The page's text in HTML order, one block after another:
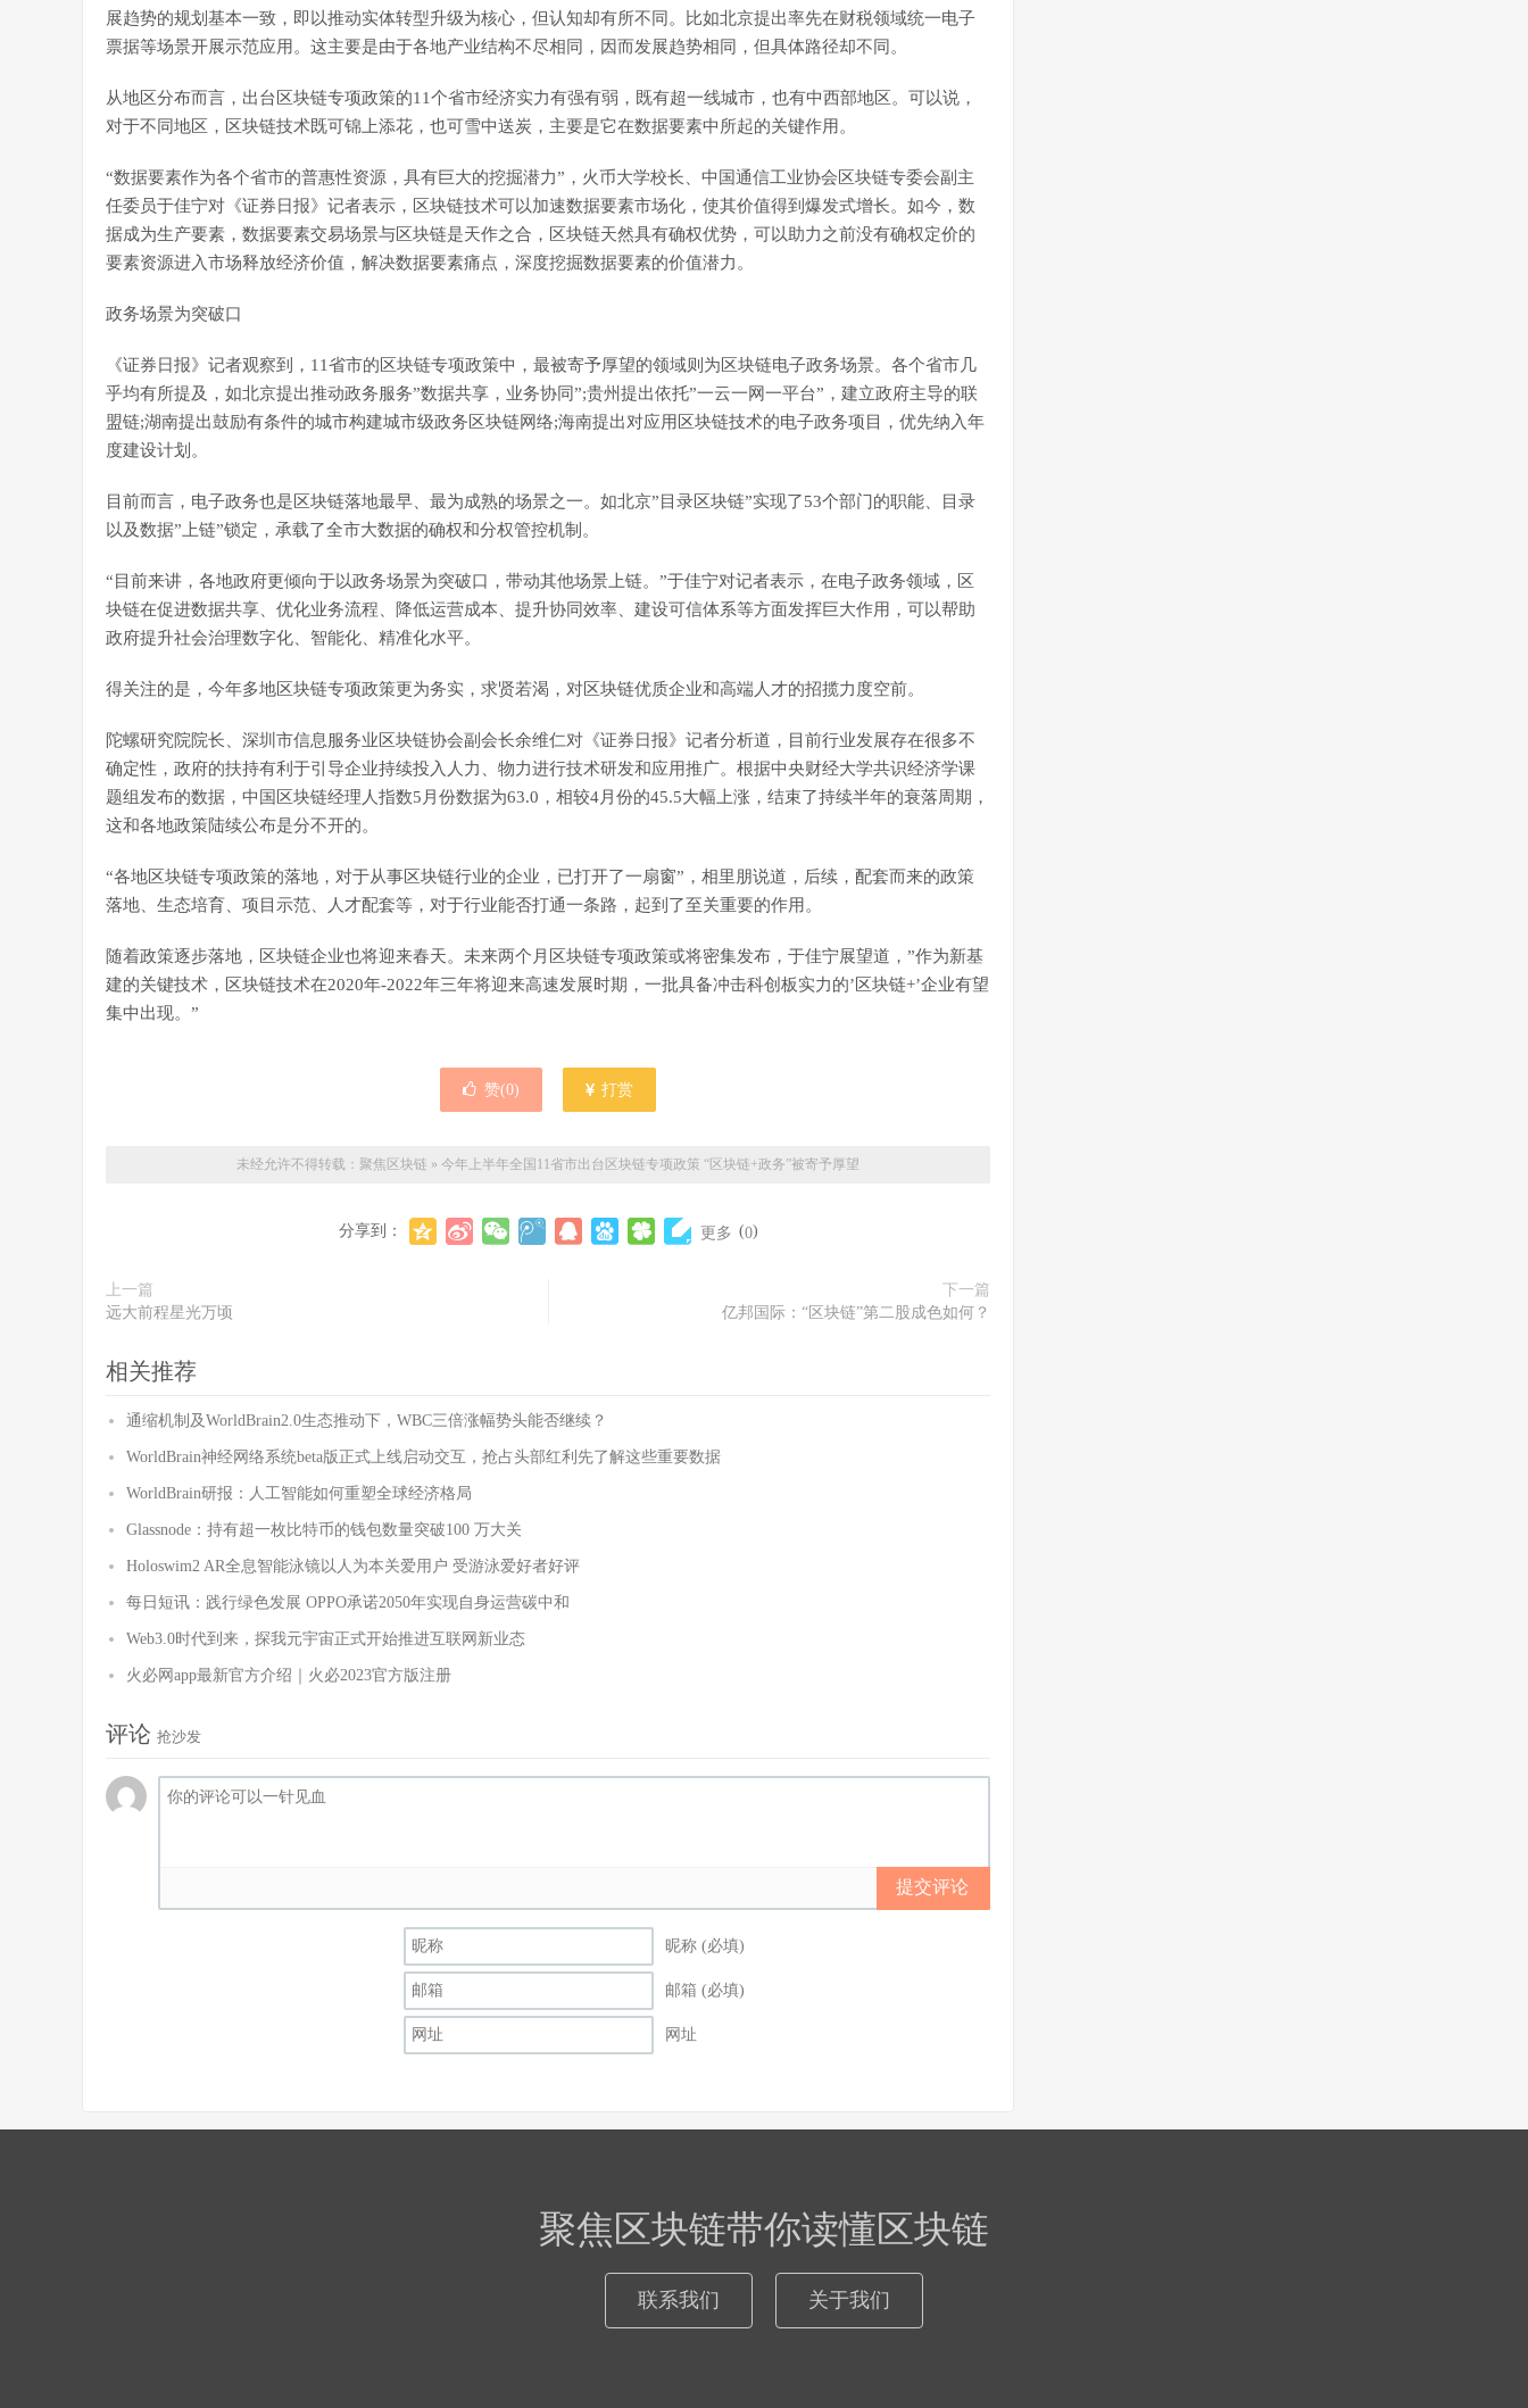
展趋势的规划基本一致，即以推动实体转型升级为核心，但认知却有所不同。比如北京提出率先在财税领域统一电子
票据等场景开展示范应用。这主要是由于各地产业结构不尽相同，因而发展趋势相同，但具体路径却不同。
从地区分布而言，出台区块链专项政策的11个省市经济实力有强有弱，既有超一线城市，也有中西部地区。可以说，
对于不同地区，区块链技术既可锦上添花，也可雪中送炭，主要是它在数据要素中所起的关键作用。
“数据要素作为各个省市的普惠性资源，具有巨大的挖掘潜力”，火币大学校长、中国通信工业协会区块链专委会副主
任委员于佳宁对《证券日报》记者表示，区块链技术可以加速数据要素市场化，使其价值得到爆发式增长。如今，数
据成为生产要素，数据要素交易场景与区块链是天作之合，区块链天然具有确权优势，可以助力之前没有确权定价的
要素资源进入市场释放经济价值，解决数据要素痛点，深度挖掘数据要素的价值潜力。
政务场景为突破口
《证券日报》记者观察到，11省市的区块链专项政策中，最被寄予厚望的领域则为区块链电子政务场景。各个省市几
乎均有所提及，如北京提出推动政务服务”数据共享，业务协同”;贵州提出依托”一云一网一平台”，建立政府主导的联
盟链;湖南提出鼓励有条件的城市构建城市级政务区块链网络;海南提出对应用区块链技术的电子政务项目，优先纳入年
度建设计划。
目前而言，电子政务也是区块链落地最早、最为成熟的场景之一。如北京”目录区块链”实现了53个部门的职能、目录
以及数据”上链”锁定，承载了全市大数据的确权和分权管控机制。
“目前来讲，各地政府更倾向于以政务场景为突破口，带动其他场景上链。”于佳宁对记者表示，在电子政务领域，区
块链在促进数据共享、优化业务流程、降低运营成本、提升协同效率、建设可信体系等方面发挥巨大作用，可以帮助
政府提升社会治理数字化、智能化、精准化水平。
得关注的是，今年多地区块链专项政策更为务实，求贤若渴，对区块链优质企业和高端人才的招揽力度空前。
陀螺研究院院长、深圳市信息服务业区块链协会副会长余维仁对《证券日报》记者分析道，目前行业发展存在很多不
确定性，政府的扶持有利于引导企业持续投入人力、物力进行技术研发和应用推广。根据中央财经大学共识经济学课
题组发布的数据，中国区块链经理人指数5月份数据为63.0，相较4月份的45.5大幅上涨，结束了持续半年的衰落周期，
这和各地政策陆续公布是分不开的。
“各地区块链专项政策的落地，对于从事区块链行业的企业，已打开了一扇窗”，相里朋说道，后续，配套而来的政策
落地、生态培育、项目示范、人才配套等，对于行业能否打通一条路，起到了至关重要的作用。
随着政策逐步落地，区块链企业也将迎来春天。未来两个月区块链专项政策或将密集发布，于佳宁展望道，”作为新基
建的关键技术，区块链技术在2020年-2022年三年将迎来高速发展时期，一批具备冲击科创板实力的’区块链+’企业有望
集中出现。”
赞(0) 打赏
未经允许不得转载： 聚焦区块链 » 今年上半年全国11省市出台区块链专项政策 “区块链+政务”被寄予厚望
分享到： 更多 (0)
上一篇
远大前程星光万顷
下一篇
亿邦国际：“区块链”第二股成色如何？
相关推荐
通缩机制及WorldBrain2.0生态推动下，WBC三倍涨幅势头能否继续？
WorldBrain神经网络系统beta版正式上线启动交互，抢占头部红利先了解这些重要数据
WorldBrain研报：人工智能如何重塑全球经济格局
Glassnode：持有超一枚比特币的钱包数量突破100 万大关
Holoswim2 AR全息智能泳镜以人为本关爱用户 受游泳爱好者好评
每日短讯：践行绿色发展 OPPO承诺2050年实现自身运营碳中和
Web3.0时代到来，探我元宇宙正式开始推进互联网新业态
火必网app最新官方介绍｜火必2023官方版注册
评论 抢沙发
提交评论
昵称 (必填)
邮箱 (必填)
网址
聚焦区块链带你读懂区块链
联系我们 关于我们